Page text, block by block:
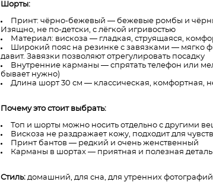
Шорты:
Принт: чёрно-бежевый — бежевые ромбы и
Изящно, не по-детски, с лёгкой игривостью
Материал: вискоза — гладкая, струящаяся,
Широкий пояс на резинке с завязками — мягко
давит. Завязки позволяют отрегулировать посадку
Внутренние карманы — спрятать телефон или
бывает нужно)
Длина шорт 30 см — классическая, комфортная,
Почему это стоит выбрать:
Топ и шорты можно носить отдельно с другими
Вискоза не раздражает кожу, подходит для
Принт бантов — редкий и очень женственный
Карманы в шортах — приятная и полезная деталь
Стиль: домашний, для сна, для утренних фотографий